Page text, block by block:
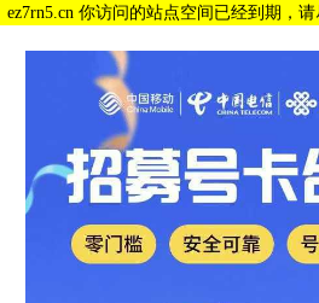
ez7rn5.cn 你访问的站点空间已经到期，